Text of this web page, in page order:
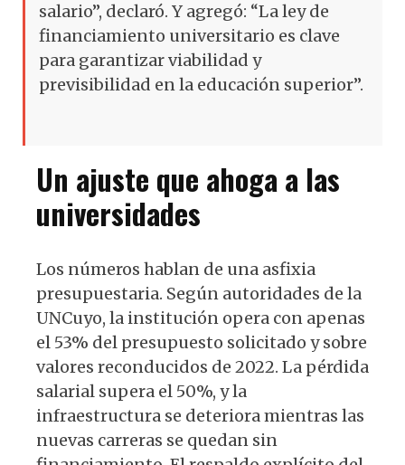
salario”, declaró. Y agregó: “La ley de
financiamiento universitario es clave
para garantizar viabilidad y
previsibilidad en la educación superior”.
Un ajuste que ahoga a las
universidades
Los números hablan de una asfixia
presupuestaria. Según autoridades de la
UNCuyo, la institución opera con apenas
el 53% del presupuesto solicitado y sobre
valores reconducidos de 2022. La pérdida
salarial supera el 50%, y la
infraestructura se deteriora mientras las
nuevas carreras se quedan sin